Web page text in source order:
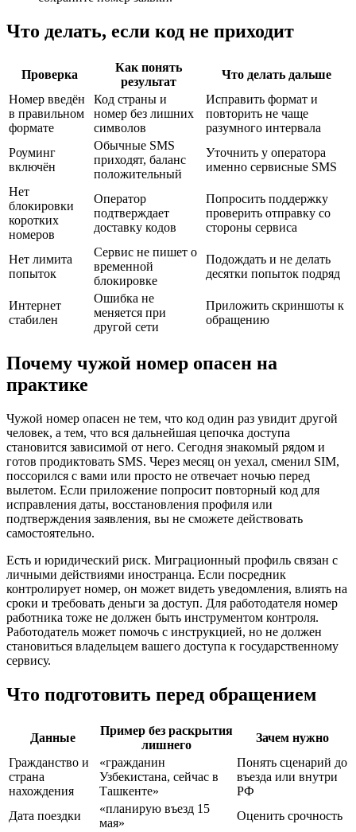
Что делать, если код не приходит
Проверка
Как понять
результат
Что делать дальше
Номер введён
в правильном
формате
Код страны и
номер без лишних
символов
Исправить формат и
повторить не чаще
разумного интервала
Роуминг
включён
Обычные SMS
приходят, баланс
положительный
Уточнить у оператора
именно сервисные SMS
Нет
блокировки
коротких
номеров
Оператор
подтверждает
доставку кодов
Попросить поддержку
проверить отправку со
стороны сервиса
Нет лимита
попыток
Сервис не пишет о
временной
блокировке
Подождать и не делать
десятки попыток подряд
Интернет
стабилен
Ошибка не
меняется при
другой сети
Приложить скриншоты к
обращению
Почему чужой номер опасен на
практике
Чужой номер опасен не тем, что код один раз увидит другой
человек, а тем, что вся дальнейшая цепочка доступа
становится зависимой от него. Сегодня знакомый рядом и
готов продиктовать SMS. Через месяц он уехал, сменил SIM,
поссорился с вами или просто не отвечает ночью перед
вылетом. Если приложение попросит повторный код для
исправления даты, восстановления профиля или
подтверждения заявления, вы не сможете действовать
самостоятельно.
Есть и юридический риск. Миграционный профиль связан с
личными действиями иностранца. Если посредник
контролирует номер, он может видеть уведомления, влиять на
сроки и требовать деньги за доступ. Для работодателя номер
работника тоже не должен быть инструментом контроля.
Работодатель может помочь с инструкцией, но не должен
становиться владельцем вашего доступа к государственному
сервису.
Что подготовить перед обращением
Данные
Пример без раскрытия
лишнего
Зачем нужно
Гражданство и
страна
нахождения
«гражданин
Узбекистана, сейчас в
Ташкенте»
Понять сценарий до
въезда или внутри
РФ
Дата поездки
«планирую въезд 15
мая»
Оценить срочность